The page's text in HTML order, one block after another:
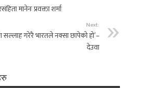
मानेनः प्रवक्ता शर्मा
Next:
गरेरै भारतले नक्सा छापेको हो’–
देउवा